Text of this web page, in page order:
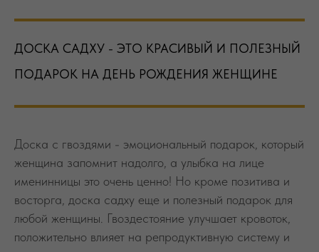
Доска с гвоздями - эмоциональный подарок, который
женщина запомнит надолго, а улыбка на лице
именинницы это очень ценно! Но кроме позитива и
любой женщины. Гвоздестояние улучшает кровоток,
настроение, укрепляет организм, позволяет
расслабиться после рабочего дня на каблуках.
Больше о пользе досок садху для женщин можно
почитатьздесь. Именинница будет долго вспоминать
вас добрым словом и мысленно благодарить за
такой подарок.